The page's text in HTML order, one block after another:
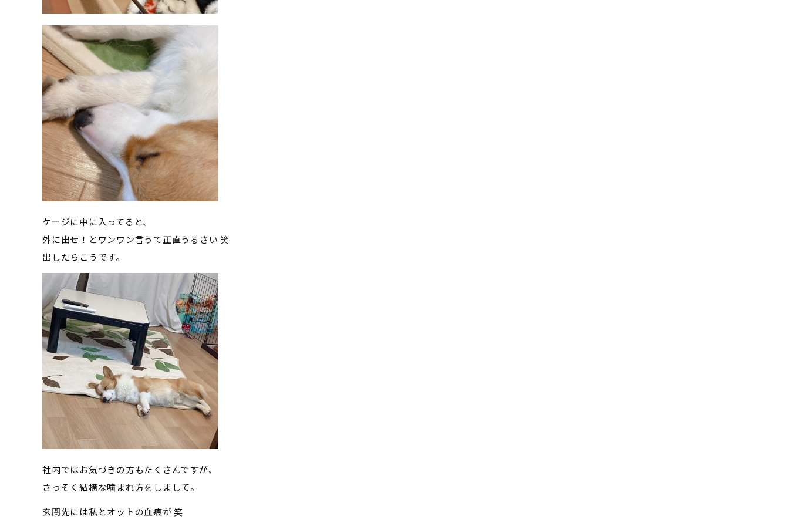
ケージに中に入ってると、
外に出せ！とワンワン言うて正直うるさい 笑
出したらこうです。
社内ではお気づきの方もたくさんですが、
さっそく結構な噛まれ方をしまして。
玄関先には私とオットの血痕が 笑